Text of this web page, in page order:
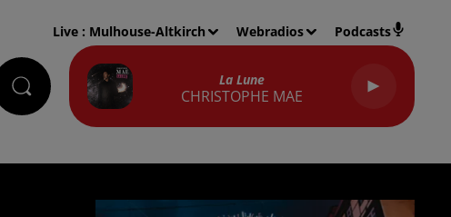
Live : Mulhouse-Altkirch Webradios Podcasts
La Lune
CHRISTOPHE MAE